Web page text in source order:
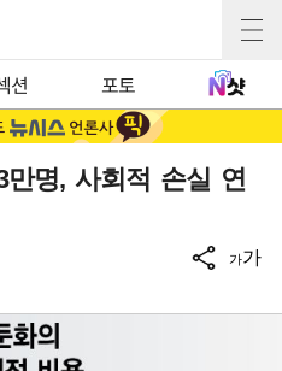
션 포토
명, 사회적 손실 연
가가